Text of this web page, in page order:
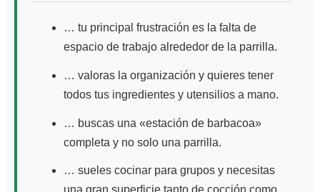
… tu principal frustración es la falta de
espacio de trabajo alrededor de la parrilla.
… valoras la organización y quieres tener
todos tus ingredientes y utensilios a mano.
… buscas una «estación de barbacoa»
completa y no solo una parrilla.
… sueles cocinar para grupos y necesitas